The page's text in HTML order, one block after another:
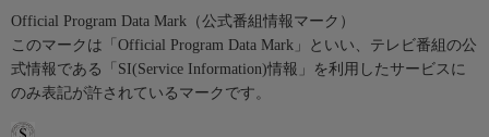
Official Program Data Mark（公式番組情報マーク）
このマークは「Official Program Data Mark」といい、テレビ番組の公
式情報である「SI(Service Information)情報」を利用したサービスに
のみ表記が許されているマークです。